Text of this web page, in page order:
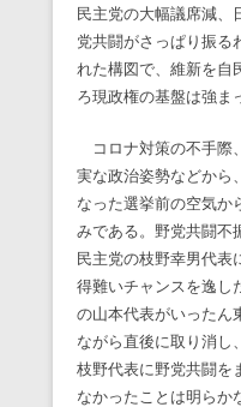
民主党の大幅議席減、
党共闘がさっぱり振る
れた構図で、維新を自
ろ現政権の基盤は強ま
コロナ対策の不手際
実な政治姿勢などから
なった選挙前の空気か
みである。野党共闘不
民主党の枝野幸男代表
得難いチャンスを逸し
の山本代表がいったん
ながら直後に取り消し
枝野代表に野党共闘を
なかったことは明らか